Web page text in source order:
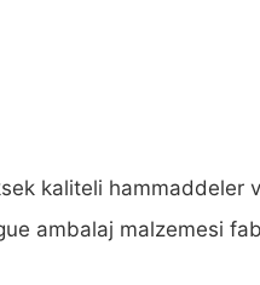
kaliteli hammaddeler
ambalaj malzemesi